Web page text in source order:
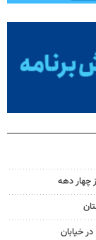
چهار دهه
خیابان